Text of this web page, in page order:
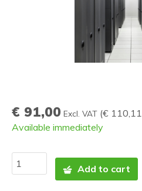
€ 91,00 Excl. VAT (€ 110,11
Available immediately
Add to cart